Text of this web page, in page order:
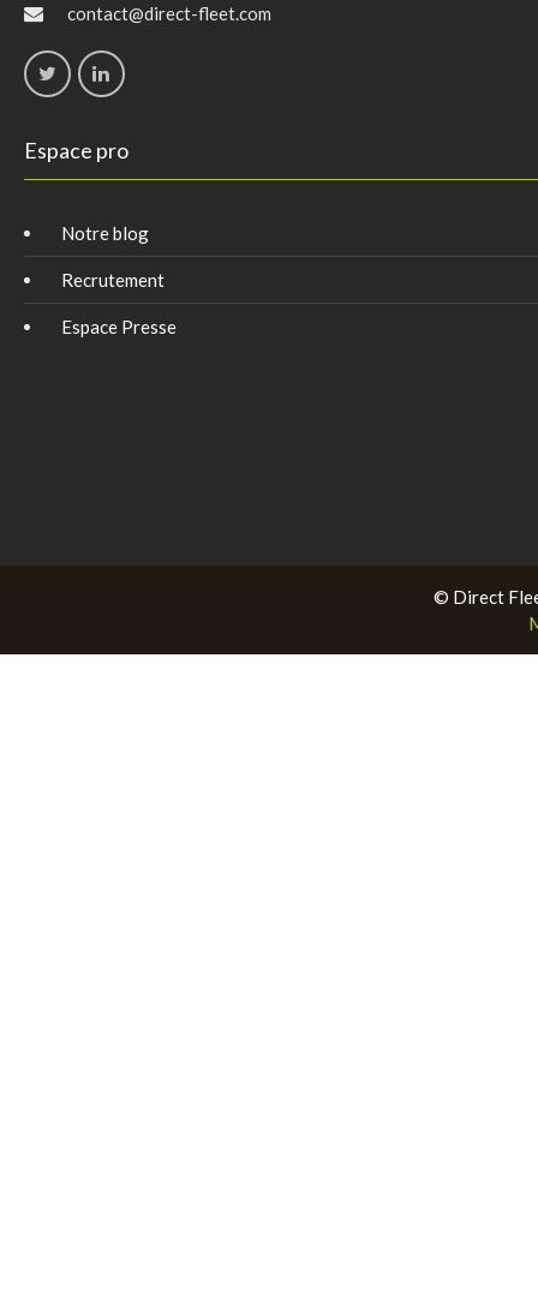
contact@direct-fleet.com
Espace pro
Notre blog
Recrutement
Espace Presse
© Direct